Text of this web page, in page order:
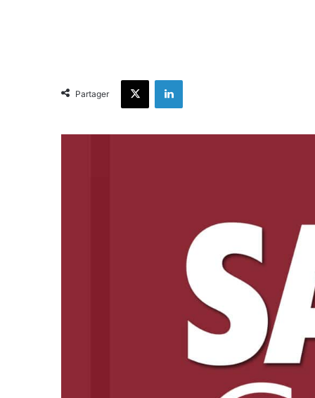
Partager
X Linkedin